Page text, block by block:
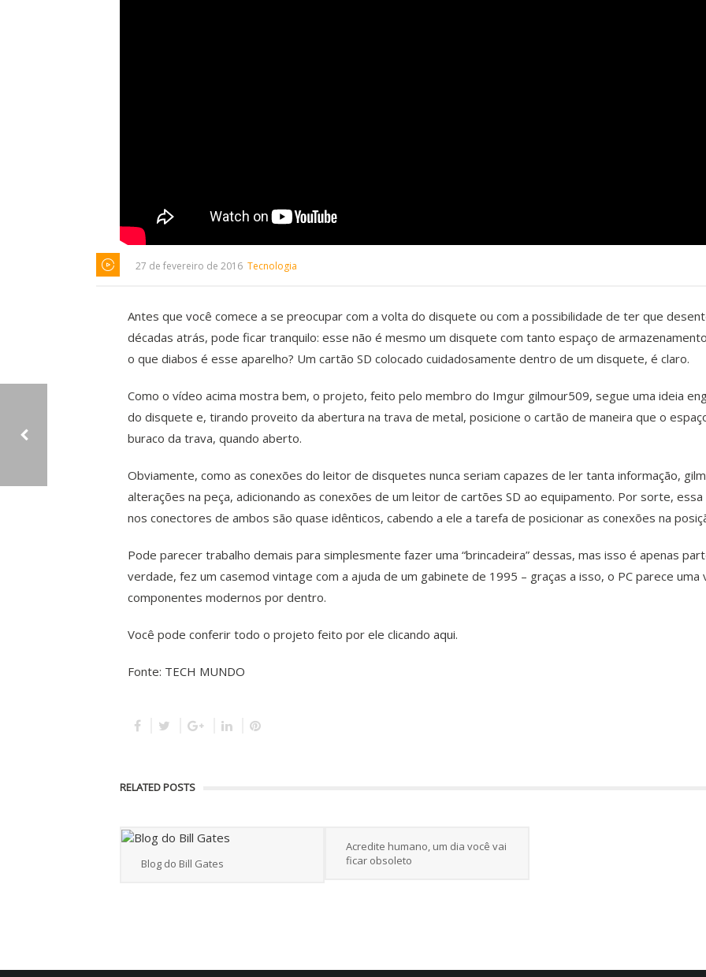
27 de fevereiro de 2016 Tecnologia
Antes que você comece a se preocupar com a volta do disquete ou com a possibilidade de ter que
décadas atrás, pode ficar tranquilo: esse não é mesmo um disquete com tanto espaço de
o que diabos é esse aparelho? Um cartão SD colocado cuidadosamente dentro de um disquete, é claro.
Como o vídeo acima mostra bem, o projeto, feito pelo membro do Imgur gilmour509, segue uma ideia
do disquete e, tirando proveito da abertura na trava de metal, posicione o cartão de maneira que o
buraco da trava, quando aberto.
Obviamente, como as conexões do leitor de disquetes nunca seriam capazes de ler tanta informação,
alterações na peça, adicionando as conexões de um leitor de cartões SD ao equipamento. Por sorte,
nos conectores de ambos são quase idênticos, cabendo a ele a tarefa de posicionar as conexões na
Pode parecer trabalho demais para simplesmente fazer uma “brincadeira” dessas, mas isso é apenas
verdade, fez um casemod vintage com a ajuda de um gabinete de 1995 – graças a isso, o PC parece
componentes modernos por dentro.
Você pode conferir todo o projeto feito por ele clicando aqui.
Fonte: TECH MUNDO
RELATED POSTS
Blog do Bill Gates
Acredite humano, um dia você vai
ficar obsoleto